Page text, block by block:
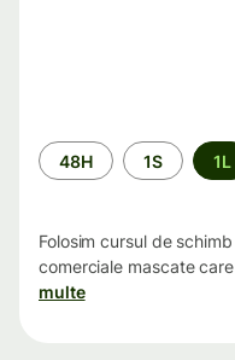
Perioada
48H 1S 1L
Folosim cursul de
comerciale mascate
multe